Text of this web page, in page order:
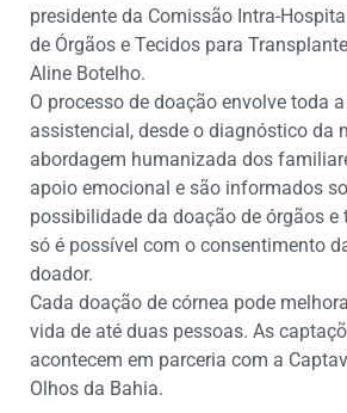
presidente da Comissão Intra-
de Órgãos e Tecidos para
Aline Botelho.
O processo de doação envolve toda
assistencial, desde o diagnóstico da
abordagem humanizada dos
apoio emocional e são informados
possibilidade da doação de órgãos e
só é possível com o consentimento
doador.
Cada doação de córnea pode
vida de até duas pessoas. As
acontecem em parceria com a
Olhos da Bahia.